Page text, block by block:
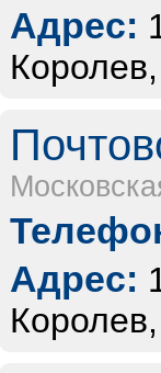
Адрес:
Адрес: